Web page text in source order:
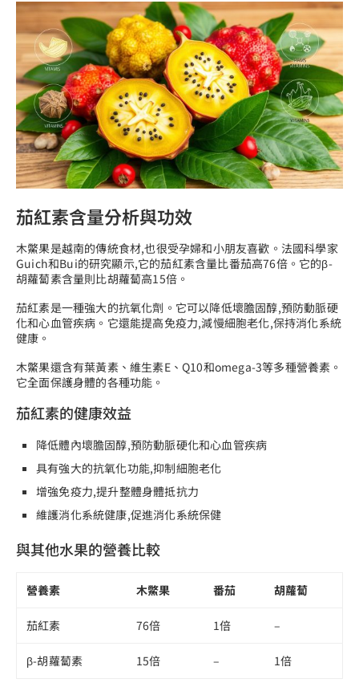
茄紅素含量分析與功效
木鱉果是越南的傳統食材,也很受孕婦和小朋友喜歡。法國科學家
Guich和Bui的研究顯示,它的茄紅素含量比番茄高76倍。它的β-
胡蘿蔔素含量則比胡蘿蔔高15倍。
茄紅素是一種強大的抗氧化劑。它可以降低壞膽固醇,預防動脈硬
化和心血管疾病。它還能提高免疫力,減慢細胞老化,保持消化系統
健康。
木鱉果還含有葉黃素、維生素E、Q10和omega-3等多種營養素。
它全面保護身體的各種功能。
茄紅素的健康效益
降低體內壞膽固醇,預防動脈硬化和心血管疾病
具有強大的抗氧化功能,抑制細胞老化
增強免疫力,提升整體身體抵抗力
維護消化系統健康,促進消化系統保健
與其他水果的營養比較
營養素 木鱉果 番茄 胡蘿蔔
茄紅素 76倍 1倍 –
β-胡蘿蔔素 15倍 – 1倍